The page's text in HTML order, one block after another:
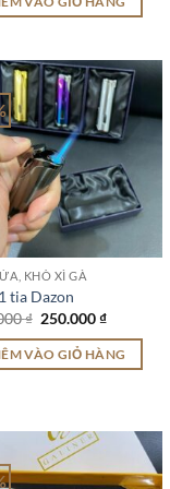
1.200.000 ₫.
là:
KHÒ XÌ GÀ
tia Dazon
₫ Giá
là:
300.000 ₫.
250.000₫Giá
tại
là:
VÀO GIỎ HÀNG